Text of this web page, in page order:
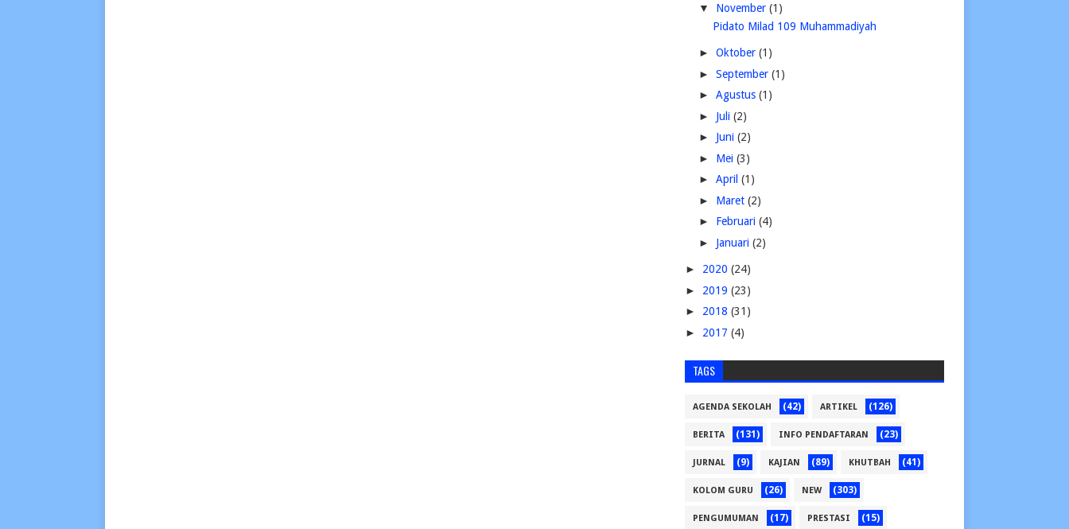
▼ November (1)
Pidato Milad 109 Muhammadiyah
► Oktober (1)
► September (1)
► Agustus (1)
► Juli (2)
► Juni (2)
► Mei (3)
► April (1)
► Maret (2)
► Februari (4)
► Januari (2)
► 2020 (24)
► 2019 (23)
► 2018 (31)
► 2017 (4)
TAGS
AGENDA SEKOLAH (42) ARTIKEL (126)
BERITA (131) INFO PENDAFTARAN (23)
JURNAL (9) KAJIAN (89) KHUTBAH (41)
KOLOM GURU (26) NEW (303)
PENGUMUMAN (17) PRESTASI (15)